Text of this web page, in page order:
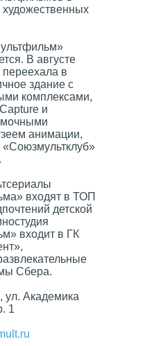
В августе
переехала в
здание с
комплексами,
и
анимации,
«Союзмультклуб»
входят в ТОП
детской
входит в ГК
Сбера.
ул. Академика
1